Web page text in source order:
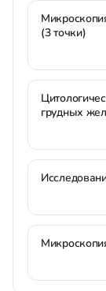
(3 точки)
грудных